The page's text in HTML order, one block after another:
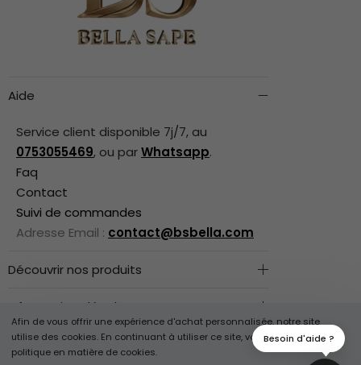
Aide
Service client disponible 7j/7, au
0753055469, ou parWhatsapp.
Faq
Contact
Suivi de commandes
Adresse Email : contact@bsbella.com
Découvrir nos produits
Informations légales
Suivez-Nous
Afin de vous offrir une expérience d'achat personnalisée, notre site
utilise des cookies. En continuant à utiliser ce site, vous acceptez notre
politique en matière de cookies.
Besoin d'aide ?